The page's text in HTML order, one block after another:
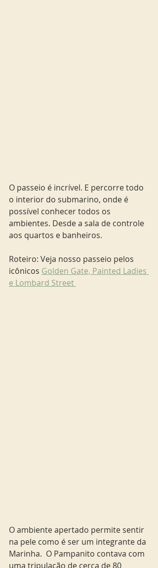
O passeio é incrível. E percorre todo
o interior do submarino, onde é
possível conhecer todos os
ambientes. Desde a sala de controle
aos quartos e banheiros.
Roteiro: Veja nosso passeio pelos
icônicos Golden Gate, Painted Ladies
e Lombard Street
O ambiente apertado permite sentir
na pele como é ser um integrante da
Marinha.  O Pampanito contava com
uma tripulação de cerca de 80